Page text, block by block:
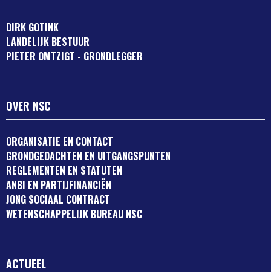
DIRK GOTINK
LANDELIJK BESTUUR
PIETER OMTZIGT - GRONDLEGGER
OVER NSC
ORGANISATIE EN CONTACT
GRONDGEDACHTEN EN UITGANGSPUNTEN
REGLEMENTEN EN STATUTEN
ANBI EN PARTIJFINANCIËN
JONG SOCIAAL CONTRACT
WETENSCHAPPELIJK BUREAU NSC
ACTUEEL